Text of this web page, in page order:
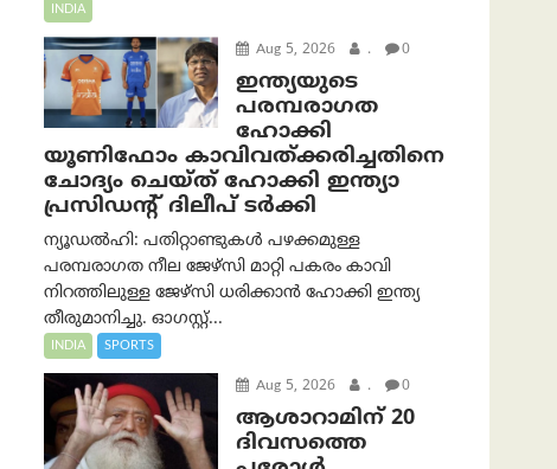
INDIA
Aug 5, 2026 . 0
ഇന്ത്യയുടെ
പരമ്പരാഗത
ഹോക്കി
യൂണിഫോം കാവിവത്ക്കരിച്ചതിനെ
ചോദ്യം ചെയ്ത് ഹോക്കി ഇന്ത്യാ
പ്രസിഡന്റ് ദിലീപ് ടര്‍ക്കി
ന്യൂഡൽഹി: പതിറ്റാണ്ടുകൾ പഴക്കമുള്ള
പരമ്പരാഗത നീല ജേഴ്‌സി മാറ്റി പകരം കാവി
നിറത്തിലുള്ള ജേഴ്‌സി ധരിക്കാൻ ഹോക്കി ഇന്ത്യ
തീരുമാനിച്ചു. ഓഗസ്റ്റ്...
INDIA SPORTS
Aug 5, 2026 . 0
ആശാറാമിന് 20
ദിവസത്തെ